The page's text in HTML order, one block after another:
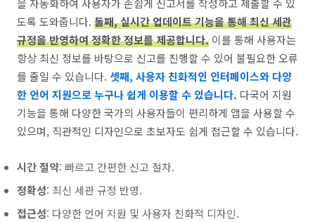
을 자동화하여 사용자가 손쉽게 신고서를 작성하고 제출할 수 있
도록 도와줍니다. 둘째, 실시간 업데이트 기능을 통해 최신 세관
규정을 반영하여 정확한 정보를 제공합니다. 이를 통해 사용자는
항상 최신 정보를 바탕으로 신고를 진행할 수 있어 불필요한 오류
를 줄일 수 있습니다. 셋째, 사용자 친화적인 인터페이스와 다양
한 언어 지원으로 누구나 쉽게 이용할 수 있습니다. 다국어 지원
기능을 통해 다양한 국가의 사용자들이 편리하게 앱을 사용할 수
있으며, 직관적인 디자인으로 초보자도 쉽게 접근할 수 있습니다.
시간 절약: 빠르고 간편한 신고 절차.
정확성: 최신 세관 규정 반영.
접근성: 다양한 언어 지원 및 사용자 친화적 디자인.